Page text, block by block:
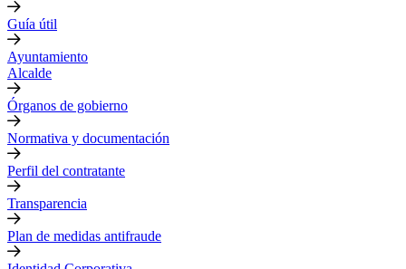
Guía útil
Ayuntamiento
Alcalde
Órganos de gobierno
Normativa y documentación
Perfil del contratante
Transparencia
Plan de medidas antifraude